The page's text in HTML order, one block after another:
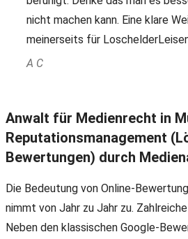
nicht machen kann. Eine klare
meinerseits für
A C
Anwalt für Medienrecht in
Reputationsmanagement
Bewertungen) durch
Die Bedeutung von Online-
nimmt von Jahr zu Jahr zu.
Neben den klassischen Google-